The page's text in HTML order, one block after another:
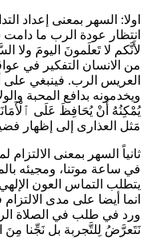
اولا: السهر بمعنى إعداد
انتظار عودة الرب ما دامت
من الانسان التفكير في
العريس الرب. فينبغي على
ويخدمونه بدافع المحبة
يُمْكِنُهُ أَنْ يُحَافِظَ عَلَى
مَثل العذارى إلى إظهار
ثانياً السهر بمعنى
في ساعة موتنا، ومجيئه
يتطلب التماس العون
انما أيضا على مدى
ورد في طلب في الصلاة
نَتَعرَّضُ لِلتَّجربة بل نَجِّنا مِنَ